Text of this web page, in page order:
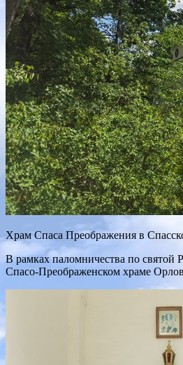
Храм Спаса Преображения в
В рамках паломничества по святой
Спасо-Преображенском храме